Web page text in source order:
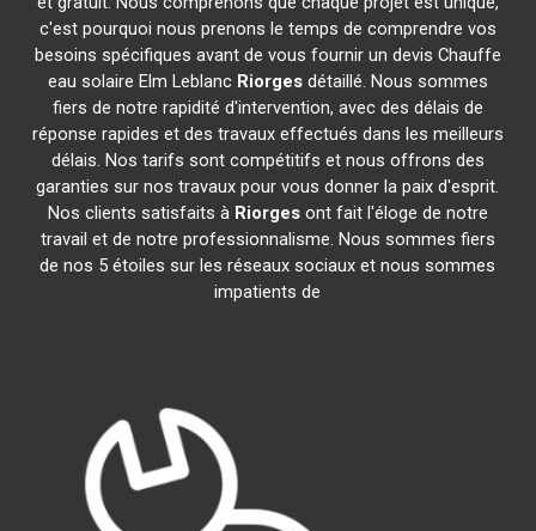
c'est pourquoi nous prenons le temps de comprendre vos
besoins spécifiques avant de vous fournir un devis Chauffe
eau solaire Elm Leblanc Riorgesdétaillé. Nous sommes
fiers de notre rapidité d'intervention, avec des délais de
réponse rapides et des travaux effectués dans les meilleurs
délais. Nos tarifs sont compétitifs et nous offrons des
garanties sur nos travaux pour vous donner la paix d'esprit.
Nos clients satisfaits à Riorgesont fait l'éloge de notre
travail et de notre professionnalisme. Nous sommes fiers
de nos 5 étoiles sur les réseaux sociaux et nous sommes
impatients de